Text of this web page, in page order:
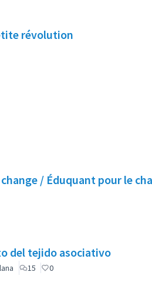
révolution
/ Éduquant pour le
del tejido asociativo
15 0